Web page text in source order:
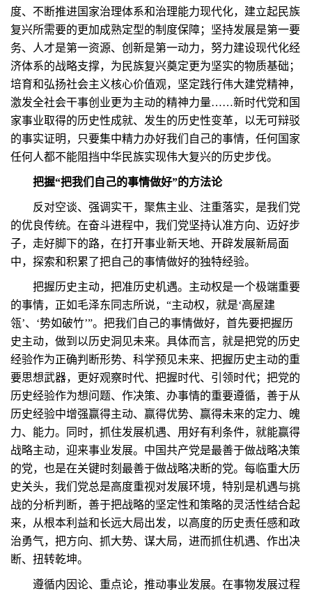
度、不断推进国家治理体系和治理能力现代化，建立起民族
复兴所需要的更加成熟定型的制度保障；坚持发展是第一要
务、人才是第一资源、创新是第一动力，努力建设现代化经
济体系的战略支撑，为民族复兴奠定更为坚实的物质基础；
培育和弘扬社会主义核心价值观，坚定践行伟大建党精神，
激发全社会干事创业更为主动的精神力量……新时代党和国
家事业取得的历史性成就、发生的历史性变革，以无可辩驳
的事实证明，只要集中精力办好我们自己的事情，任何国家
任何人都不能阻挡中华民族实现伟大复兴的历史步伐。
把握“把我们自己的事情做好”的方法论
反对空谈、强调实干，聚焦主业、注重落实，是我们党
的优良传统。在奋斗进程中，我们党坚持认准方向、迈好步
子，走好脚下的路，在打开事业新天地、开辟发展新局面
中，探索和积累了把自己的事情做好的独特经验。
把握历史主动，把准历史机遇。主动权是一个极端重要
的事情，正如毛泽东同志所说，“主动权，就是‘高屋建
瓴’、‘势如破竹’”。把我们自己的事情做好，首先要把握历
史主动，做到以历史洞见未来。具体而言，就是把党的历史
经验作为正确判断形势、科学预见未来、把握历史主动的重
要思想武器，更好观察时代、把握时代、引领时代；把党的
历史经验作为想问题、作决策、办事情的重要遵循，善于从
历史经验中增强赢得主动、赢得优势、赢得未来的定力、魄
力、能力。同时，抓住发展机遇、用好有利条件，就能赢得
战略主动，迎来事业发展。中国共产党是最善于做战略决策
的党，也是在关键时刻最善于做战略决断的党。每临重大历
史关头，我们党总是高度重视对发展环境，特别是机遇与挑
战的分析判断，善于把战略的坚定性和策略的灵活性结合起
来，从根本利益和长远大局出发，以高度的历史责任感和政
治勇气，把方向、抓大势、谋大局，进而抓住机遇、作出决
断、扭转乾坤。
遵循内因论、重点论，推动事业发展。在事物发展过程